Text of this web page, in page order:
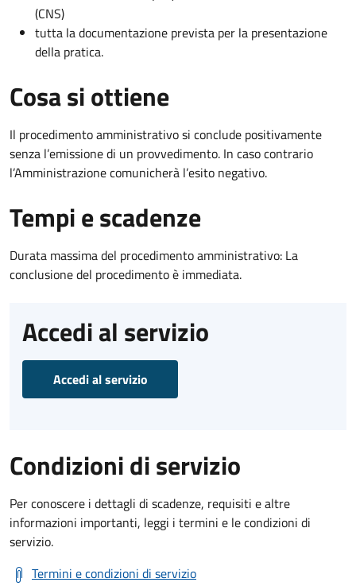
(CNS)
tutta la documentazione prevista per la presentazione
della pratica.
Cosa si ottiene
Il procedimento amministrativo si conclude positivamente
senza l’emissione di un provvedimento. In caso contrario
l’Amministrazione comunicherà l’esito negativo.
Tempi e scadenze
Durata massima del procedimento amministrativo: La
conclusione del procedimento è immediata.
Accedi al servizio
Accedi al servizio
Condizioni di servizio
Per conoscere i dettagli di scadenze, requisiti e altre
informazioni importanti, leggi i termini e le condizioni di
servizio.
Termini e condizioni di servizio